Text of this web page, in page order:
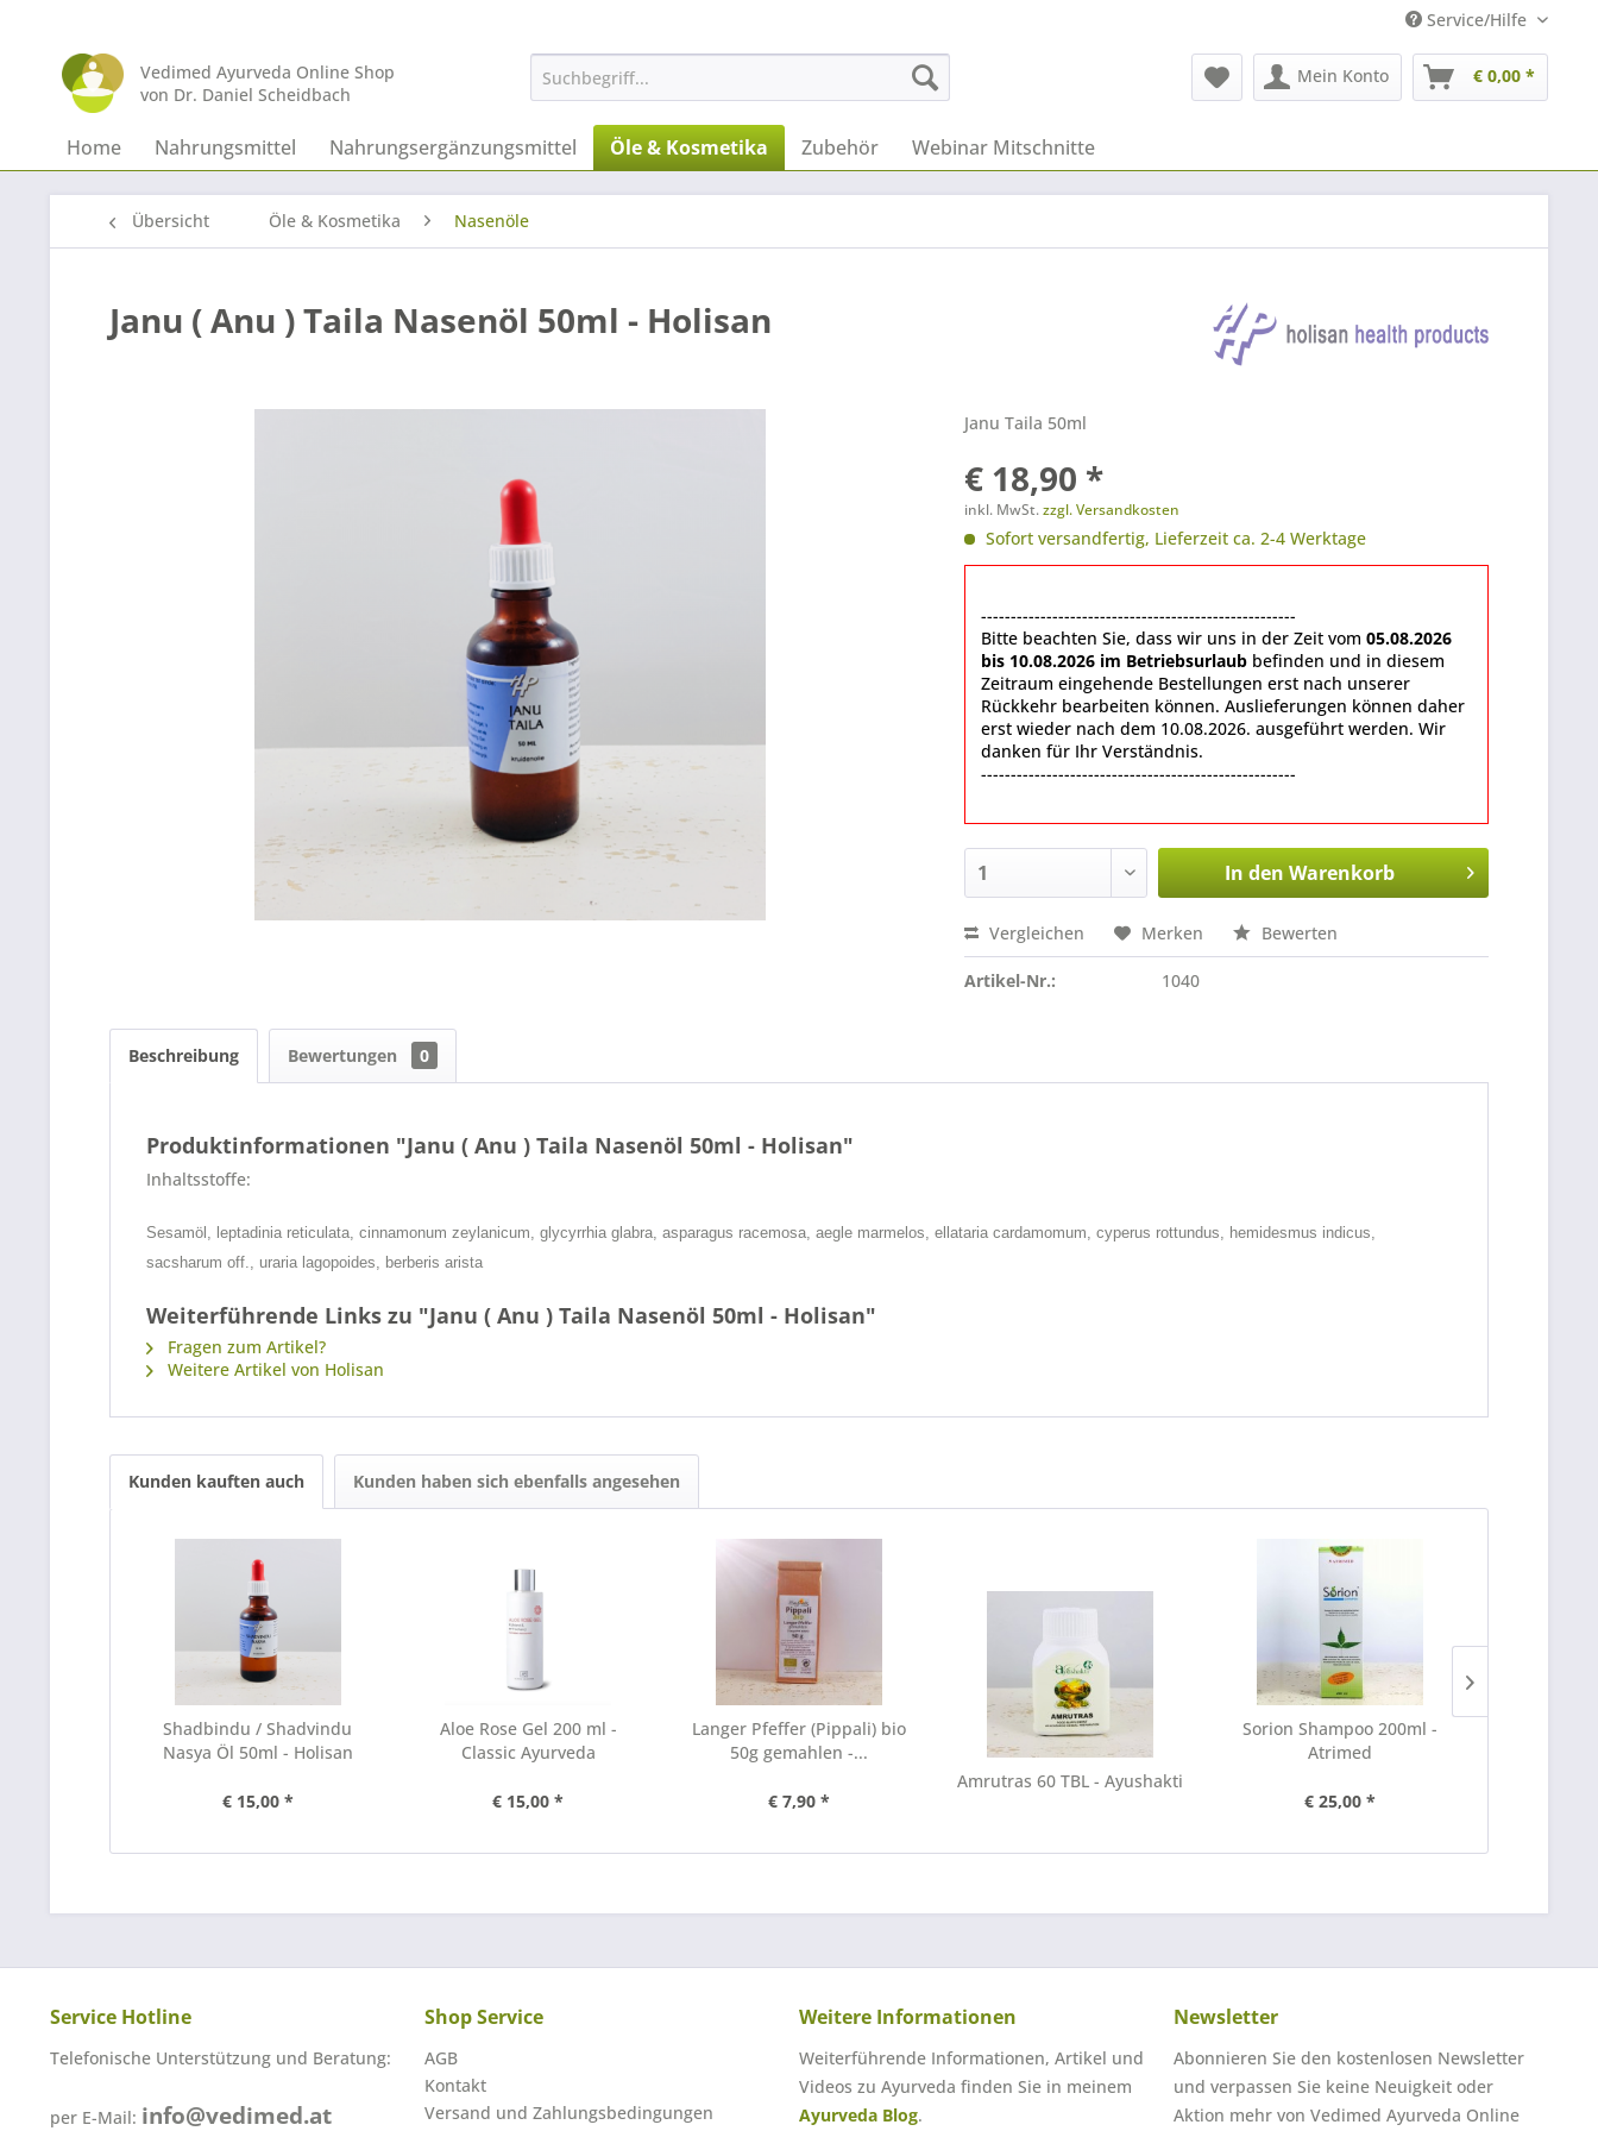
Service/Hilfe
Vedimed Ayurveda Online Shop
von Dr. Daniel Scheidbach
Mein Konto € 0,00 *
Home Nahrungsmittel Nahrungsergänzungsmittel Öle & Kosmetika Zubehör Webinar Mitschnitte
Übersicht Öle & Kosmetika Nasenöle
Janu ( Anu ) Taila Nasenöl 50ml - Holisan
Janu Taila 50ml
€ 18,90 *
inkl. MwSt.zzgl. Versandkosten
Sofort versandfertig, Lieferzeit ca. 2-4 Werktage
-----------------------------------------------------
Bitte beachten Sie, dass wir uns in der Zeit vom05.08.2026
bis 10.08.2026 im Betriebsurlaub befinden und in diesem
Zeitraum eingehende Bestellungen erst nach unserer
Rückkehr bearbeiten können. Auslieferungen können daher
erst wieder nach dem 10.08.2026. ausgeführt werden. Wir
danken für Ihr Verständnis.
-----------------------------------------------------
In den Warenkorb
Vergleichen Merken Bewerten
Artikel-Nr.: 1040
Beschreibung Bewertungen 0
Produktinformationen "Janu ( Anu ) Taila Nasenöl 50ml - Holisan"
Inhaltsstoffe:
Sesamöl, leptadinia reticulata, cinnamonum zeylanicum, glycyrrhia glabra, asparagus racemosa, aegle marmelos, ellataria cardamomum, cyperus rottundus, hemidesmus indicus,
sacsharum off., uraria lagopoides, berberis arista
Weiterführende Links zu "Janu ( Anu ) Taila Nasenöl 50ml - Holisan"
Fragen zum Artikel?
Weitere Artikel von Holisan
Kunden kauften auch Kunden haben sich ebenfalls angesehen
Shadbindu / Shadvindu
Nasya Öl 50ml - Holisan
€ 15,00 *
Aloe Rose Gel 200 ml -
Classic Ayurveda
€ 15,00 *
Langer Pfeffer (Pippali) bio
50g gemahlen -...
€ 7,90 *
Amrutras 60 TBL - Ayushakti
Sorion Shampoo 200ml -
Atrimed
€ 25,00 *
Service Hotline
Telefonische Unterstützung und Beratung:
per E-Mail: info@vedimed.at
Shop Service
AGB
Kontakt
Versand und Zahlungsbedingungen
Weitere Informationen
Weiterführende Informationen, Artikel und
Videos zu Ayurveda finden Sie in meinem
Ayurveda Blog.
Newsletter
Abonnieren Sie den kostenlosen Newsletter
und verpassen Sie keine Neuigkeit oder
Aktion mehr von Vedimed Ayurveda Online